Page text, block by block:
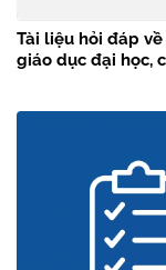
Tài liệu hỏi đáp
giáo dục đại học,